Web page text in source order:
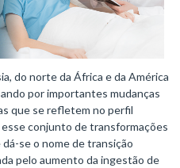
do norte da África e da América
por importantes mudanças
que se refletem no perfil
conjunto de transformações
se o nome de transição
pelo aumento da ingestão de